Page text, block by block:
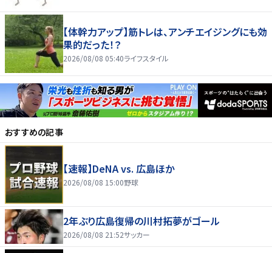
【体幹力アップ】筋トレは、アンチエイジングにも効
果的だった！？
2026/08/08 05:40ライフスタイル
おすすめの記事
【速報】DeNA vs. 広島ほか
2026/08/08 15:00野球
2年ぶり広島復帰の川村拓夢がゴール
2026/08/08 21:52サッカー